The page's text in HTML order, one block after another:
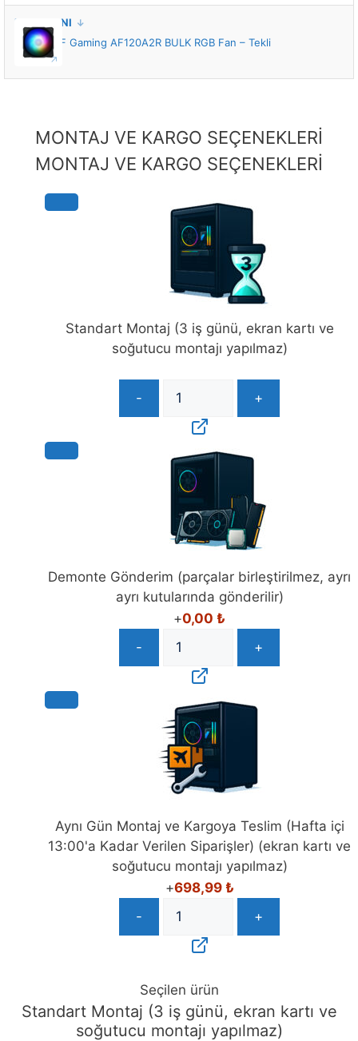
KASA FANI
ASUS TUF Gaming AF120A2R BULK RGB Fan – Tekli
Paket
MONTAJ VE KARGO SEÇENEKLERİ
MONTAJ VE KARGO SEÇENEKLERİ
Standart Montaj (3 iş günü, ekran kartı ve
soğutucu montajı yapılmaz)
- +
Demonte Gönderim (parçalar birleştirilmez, ayrı
ayrı kutularında gönderilir)
+0,00 ₺
-
+
Aynı Gün Montaj ve Kargoya Teslim (Hafta içi
13:00'a Kadar Verilen Siparişler) (ekran kartı ve
soğutucu montajı yapılmaz)
+698,99 ₺
-
+
Seçilen ürün
Standart Montaj (3 iş günü, ekran kartı ve
soğutucu montajı yapılmaz)